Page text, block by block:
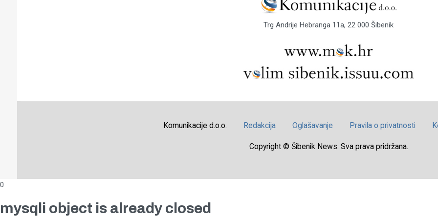
Trg Andrije Hebranga 11a, 22 000 Šibenik
Komunikacije d.o.o. Redakcija Oglašavanje Pravila o privatnosti
Copyright © Šibenik News. Sva prava pridržana.
0
mysqli object is already closed